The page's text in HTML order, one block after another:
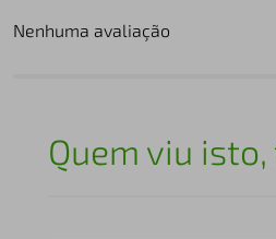
Nenhuma avaliação
Quem viu